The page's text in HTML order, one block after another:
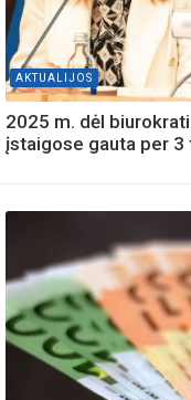
AKTUALIJOS
2025 m. dėl
įstaigose gauta per